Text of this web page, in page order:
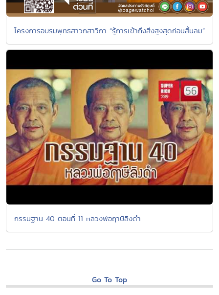
โครงการอบรมพุทธสาวกสาวิกา “รู้การเข้าถึงสิ่งสูงสุดก่อนสิ้นลม”
กรรมฐาน 40 ตอนที่ 11 หลวงพ่อฤาษีลิงดำ
Go To Top